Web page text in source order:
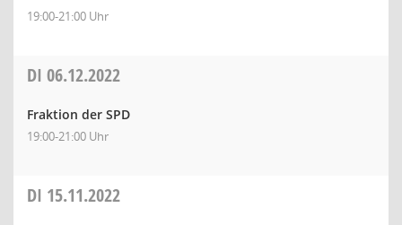
19:00-21:00 Uhr
DI 06.12.2022
Fraktion der SPD
19:00-21:00 Uhr
DI 15.11.2022